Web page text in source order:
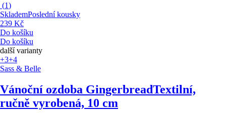
(1)
SklademPoslední kousky
239 Kč
Do košíku
Do košíku
další varianty
+3+4
Sass & Belle
Vánoční ozdoba GingerbreadTextilní,
ručně vyrobená, 10 cm